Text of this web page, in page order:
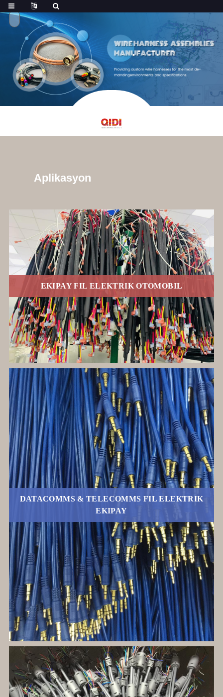
Aplikasyon
EKIPAY FIL ELEKTRIK OTOMOBIL
DATACOMMS & TELECOMMS FIL ELEKTRIK
EKIPAY